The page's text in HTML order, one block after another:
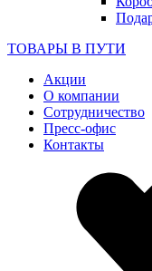
ТОВАРЫ В ПУТИ
Акции
О компании
Сотрудничество
Пресс-офис
Контакты